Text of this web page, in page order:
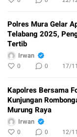
Polres Mura Gelar
Telabang 2025,
Tertib
Irwan
0 0 17/
Kapolres Bersama
Kunjungan
Murung Raya
Irwan
0 0 12/